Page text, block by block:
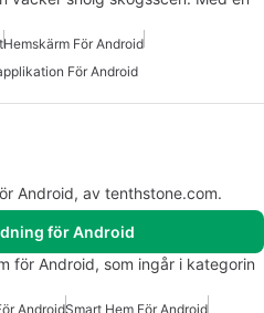
Hemskärm För Android
För Android
Android, av tenthstone.com.
för Android
för Android, som ingår i kategorin
AndroidSmart Hem För Android